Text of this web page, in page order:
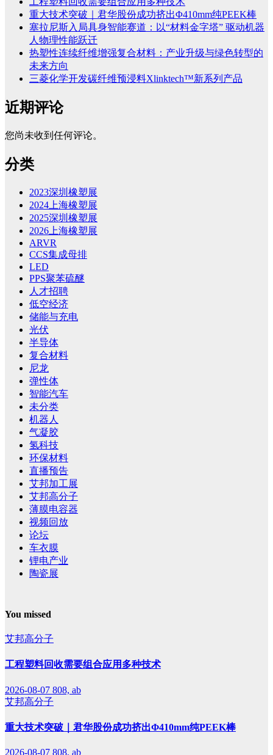
重大技术突破｜君华股份成功挤出Φ410mm纯PEEK棒
塞拉尼斯入局具身智能赛道：以“材料金字塔” 驱动机器
人物理性能跃迁
热塑性连续纤维增强复合材料：产业升级与绿色转型的
未来方向
三菱化学开发碳纤维预浸料Xlinktech™新系列产品
近期评论
您尚未收到任何评论。
分类
2023深圳橡塑展
2024上海橡塑展
2025深圳橡塑展
2026上海橡塑展
ARVR
CCS集成母排
LED
PPS聚苯硫醚
人才招聘
低空经济
储能与充电
光伏
半导体
复合材料
尼龙
弹性体
智能汽车
未分类
机器人
气凝胶
氢科技
环保材料
直播预告
艾邦加工展
艾邦高分子
薄膜电容器
视频回放
论坛
车衣膜
锂电产业
陶瓷展
You missed
艾邦高分子
工程塑料回收需要组合应用多种技术
2026-08-07 808, ab
艾邦高分子
重大技术突破｜君华股份成功挤出Φ410mm纯PEEK棒
2026-08-07 808, ab